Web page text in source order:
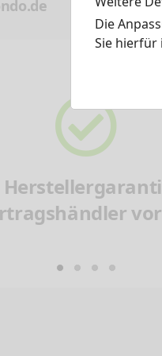
Die
Sie hierfür